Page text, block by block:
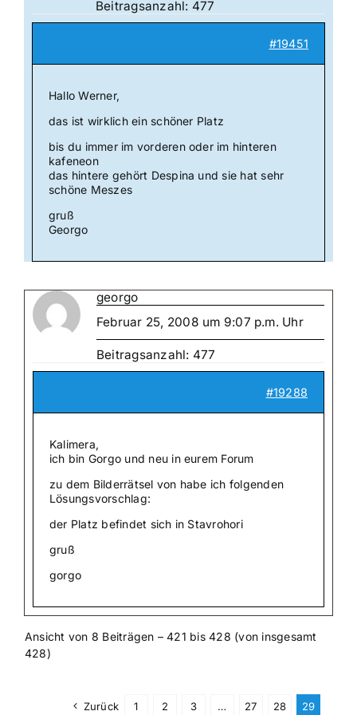
Beitragsanzahl: 477
#19451
Hallo Werner,
das ist wirklich ein schöner Platz
bis du immer im vorderen oder im hinteren
kafeneon
das hintere gehört Despina und sie hat sehr
schöne Meszes
gruß
Georgo
georgo
Februar 25, 2008 um 9:07 p.m. Uhr
Beitragsanzahl: 477
#19288
Kalimera,
ich bin Gorgo und neu in eurem Forum
zu dem Bilderrätsel von habe ich folgenden
Lösungsvorschlag:
der Platz befindet sich in Stavrohori
gruß
gorgo
Ansicht von 8 Beiträgen – 421 bis 428 (von insgesamt
428)
Zurück 1 2 3 … 27 28 29